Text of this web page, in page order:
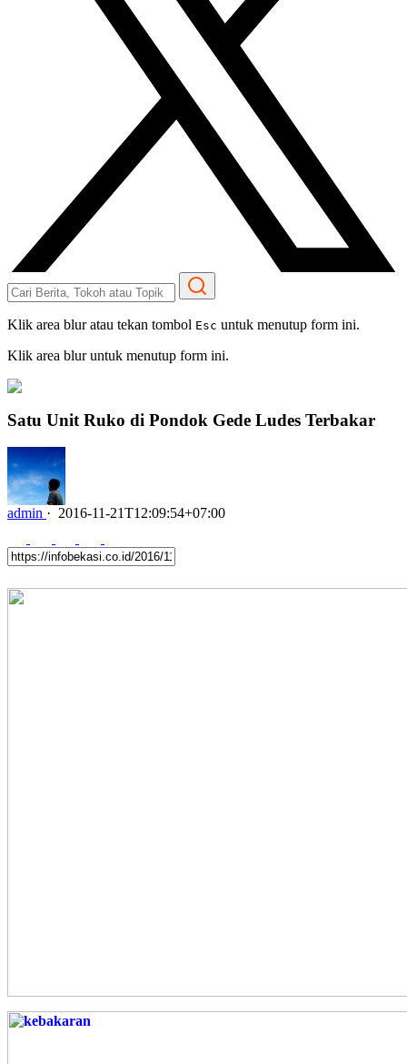
Klik area blur atau tekan tombol Esc untuk menutup form ini.
Klik area blur untuk menutup form ini.
Satu Unit Ruko di Pondok Gede Ludes Terbakar
admin · 2016-11-21T12:09:54+07:00